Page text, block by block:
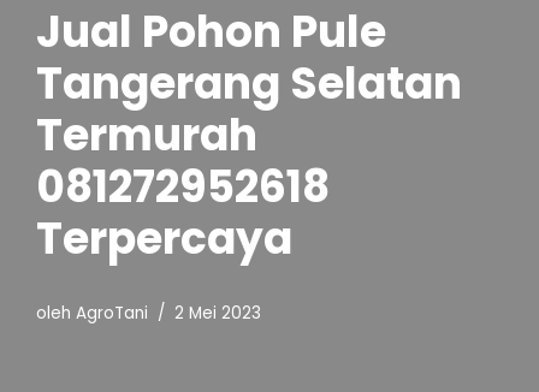
Jual Pohon Pule
Tangerang Selatan
Termurah
081272952618
Terpercaya
oleh AgroTani 2 Mei 2023